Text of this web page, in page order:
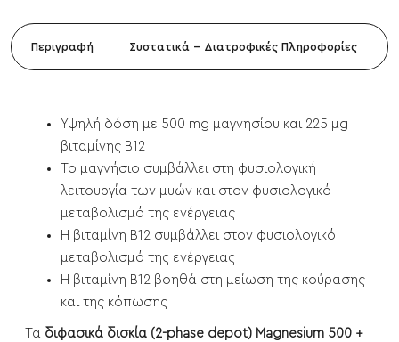
Περιγραφή Συστατικά - Διατροφικές Πληροφορίες
Υψηλή δόση με 500 mg μαγνησίου και 225 μg
βιταμίνης Β12
Το μαγνήσιο συμβάλλει στη φυσιολογική
λειτουργία των μυών και στον φυσιολογικό
μεταβολισμό της ενέργειας
Η βιταμίνη Β12 συμβάλλει στον φυσιολογικό
μεταβολισμό της ενέργειας
Η βιταμίνη Β12 βοηθά στη μείωση της κούρασης
και της κόπωσης
Τα διφασικά δισκία (2-phase depot) Magnesium 500 +